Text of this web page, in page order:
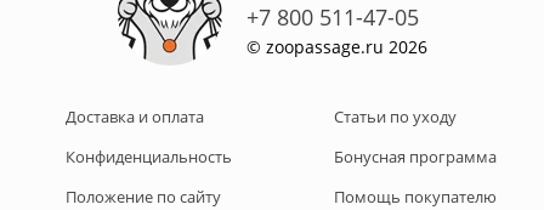
+7 800 511-47-05
© zoopassage.ru 2026
Доставка и оплата
Конфиденциальность
Положение по сайту
Статьи по уходу
Бонусная программа
Помощь покупателю